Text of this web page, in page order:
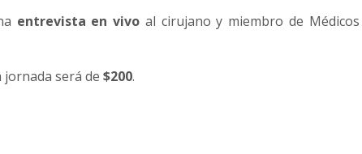
entrevista en vivo al cirujano y miembro de
será de $200.